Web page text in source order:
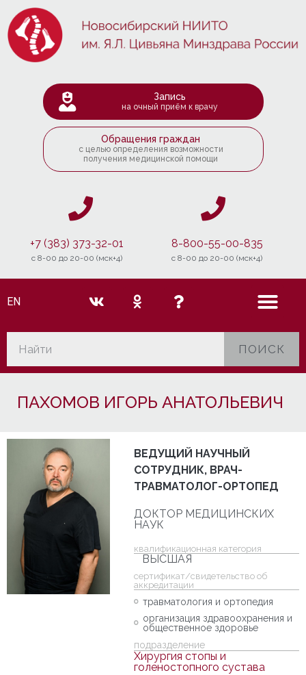
Запись
на очный приём к врачу
Обращения граждан
с целью определения возможности
получения медицинской помощи
+7 (383) 373-32-01
c 8-00 до 20-00 (мск+4)
8-800-55-00-835
c 8-00 до 20-00 (мск+4)
EN
ПОИСК
ПАХОМОВ ИГОРЬ АНАТОЛЬЕВИЧ
ВЕДУЩИЙ НАУЧНЫЙ
СОТРУДНИК, ВРАЧ-
ТРАВМАТОЛОГ-ОРТОПЕД
ДОКТОР МЕДИЦИНСКИХ
НАУК
квалификационная категория
ВЫСШАЯ
cертификат/свидетельство об
аккредитации
травматология и ортопедия
организация здравоохранения и
общественное здоровье
подразделение
Хирургия стопы и
голеностопного сустава